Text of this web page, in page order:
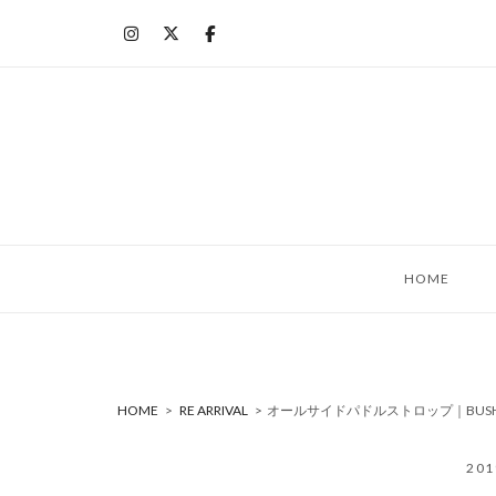
HOME
HOME > RE ARRIVAL > オールサイドパドルストロップ｜